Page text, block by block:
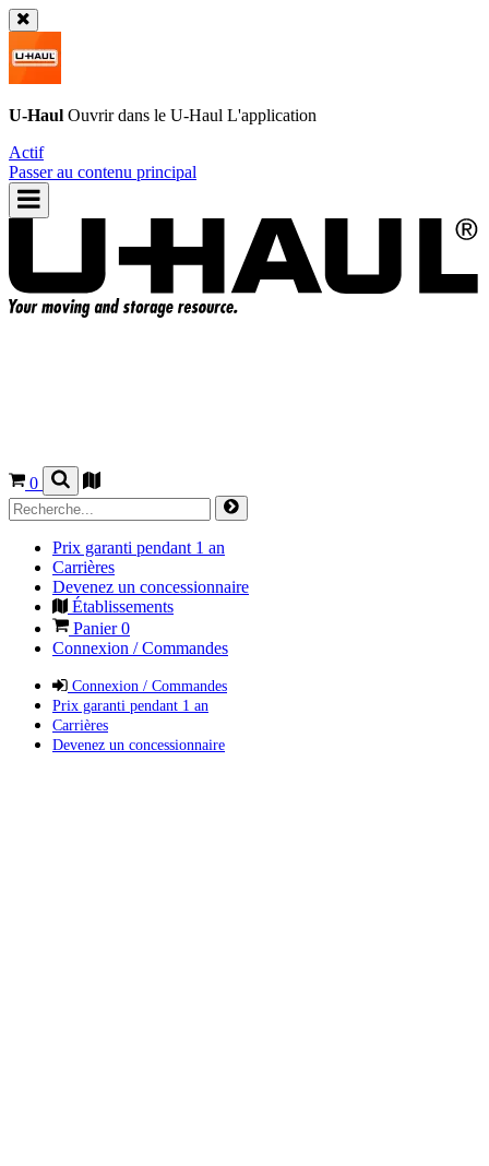
U-Haul Ouvrir dans le U-Haul L'application
Actif
Passer au contenu principal
0
Prix garanti pendant 1 an
Carrières
Devenez un concessionnaire
Établissements
Panier0
Connexion / Commandes
Connexion / Commandes
Prix garanti pendant 1 an
Carrières
Devenez un concessionnaire